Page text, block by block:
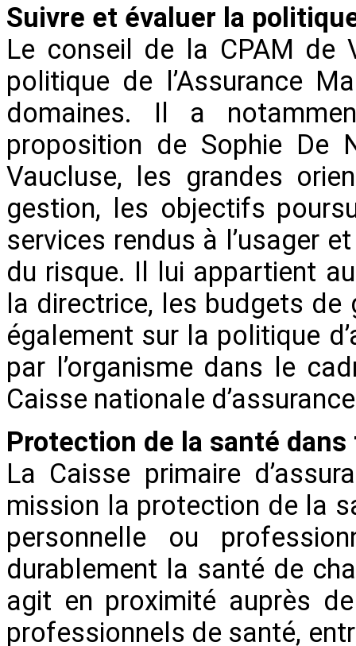
Suivre et évaluer la
Le conseil de la CPAM de
politique de l’Assurance
domaines. Il a
proposition de Sophie De
Vaucluse, les grandes
gestion, les objectifs
services rendus à l’usager
du risque. Il lui appartient
la directrice, les budgets de
également sur la politique
par l’organisme dans le
Caisse nationale
Protection de la santé
La Caisse primaire
mission la protection de la
personnelle ou
durablement la santé de
agit en proximité auprès
professionnels de santé,